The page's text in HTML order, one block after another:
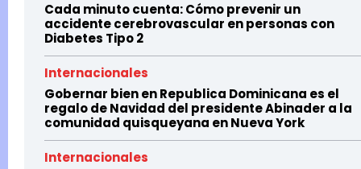
Cada minuto cuenta: Cómo prevenir un
accidente cerebrovascular en personas con
Diabetes Tipo 2
Internacionales
Gobernar bien en Republica Dominicana es el
regalo de Navidad del presidente Abinader a la
comunidad quisqueyana en Nueva York
Internacionales